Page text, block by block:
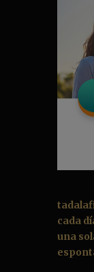
cada
una